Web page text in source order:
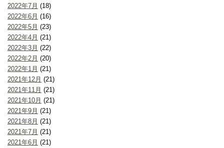
2022年7月 (18)
2022年6月 (16)
2022年5月 (23)
2022年4月 (21)
2022年3月 (22)
2022年2月 (20)
2022年1月 (21)
2021年12月 (21)
2021年11月 (21)
2021年10月 (21)
2021年9月 (21)
2021年8月 (21)
2021年7月 (21)
2021年6月 (21)